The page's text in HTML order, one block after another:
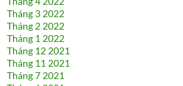
Tháng 3 2022
Tháng 2 2022
Tháng 1 2022
Tháng 12 2021
Tháng 11 2021
Tháng 7 2021